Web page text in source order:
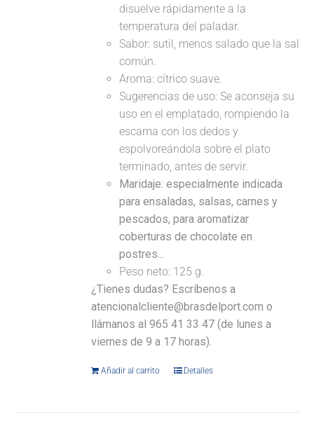
disuelve rápidamente a la
temperatura del paladar.
Sabor: sutil, menos salado que la sal
común.
Aroma: cítrico suave.
Sugerencias de uso: Se aconseja su
uso en el emplatado, rompiendo la
escama con los dedos y
espolvoreándola sobre el plato
terminado, antes de servir.
Maridaje: especialmente indicada
para ensaladas, salsas, carnes y
pescados, para aromatizar
coberturas de chocolate en
postres...
Peso neto: 125 g.
¿Tienes dudas? Escríbenos a
atencionalcliente@brasdelport.com o
llámanos al 965 41 33 47 (de lunes a
viernes de 9 a 17 horas).
Añadir al carrito Detalles